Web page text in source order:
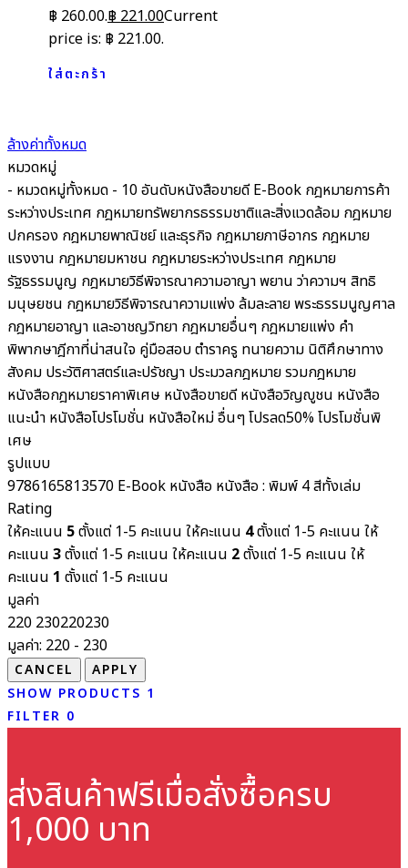
฿ 260.00.฿221.00Current
price is: ฿ 221.00.
ใส่ตะกร้า
ล้างค่าทั้งหมด
หมวดหมู่
- หมวดหมู่ทั้งหมด - 10 อันดับหนังสือขายดี E-Book กฎหมายการค้า
ระหว่างประเทศ กฎหมายทรัพยากรธรรมชาติและสิ่งแวดล้อม กฎหมาย
ปกครอง กฎหมายพาณิชย์ และธุรกิจ กฎหมายภาษีอากร กฎหมาย
แรงงาน กฎหมายมหาชน กฎหมายระหว่างประเทศ กฎหมาย
รัฐธรรมนูญ กฎหมายวิธีพิจารณาความอาญา พยาน ว่าความฯ สิทธิ
มนุษยชน กฎหมายวิธีพิจารณาความแพ่ง ล้มละลาย พระธรรมนูญศาล
กฎหมายอาญา และอาชญวิทยา กฎหมายอื่นๆ กฎหมายแพ่ง คำ
พิพากษาฎีกาที่น่าสนใจ คู่มือสอบตำราครู ทนายความ นิติศึกษาทาง
สังคม ประวัติศาสตร์และปรัชญา ประมวลกฎหมาย รวมกฎหมาย
หนังสือกฎหมายราคาพิเศษ หนังสือขายดี หนังสือวิญญูชน หนังสือ
แนะนำ หนังสือโปรโมชั่น หนังสือใหม่อื่นๆโปรลด50%โปรโมชั่นพิ
เศษ
รูปแบบ
9786165813570 E-Book หนังสือ หนังสือ : พิมพ์ 4 สีทั้งเล่ม
Rating
ให้คะแนน 5ตั้งแต่ 1-5 คะแนน ให้คะแนน 4ตั้งแต่ 1-5 คะแนน ให้
คะแนน 3ตั้งแต่ 1-5 คะแนน ให้คะแนน 2ตั้งแต่ 1-5 คะแนน ให้
คะแนน 1 ตั้งแต่ 1-5 คะแนน
มูลค่า
220 230220230
มูลค่า: 220 - 230
SHOW PRODUCTS 1
FILTER 0
ส่งสินค้าฟรีเมื่อสั่งซื้อครบ
1,000 บาท